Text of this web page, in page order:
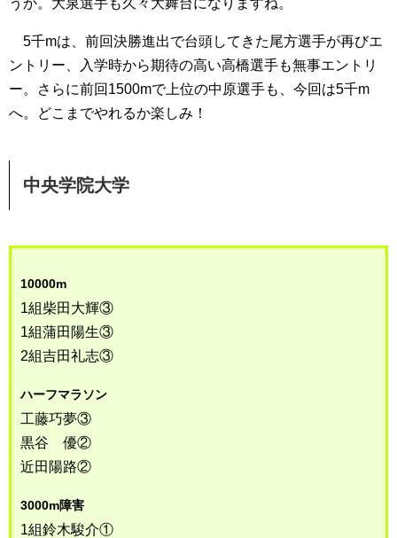
うか。大泉選手も久々大舞台になりますね。
5千mは、前回決勝進出で台頭してきた尾方選手が再びエ
ントリー、入学時から期待の高い高橋選手も無事エントリ
ー。さらに前回1500mで上位の中原選手も、今回は5千m
へ。どこまでやれるか楽しみ！
中央学院大学
10000m
1組柴田大輝③
1組蒲田陽生③
2組吉田礼志③
ハーフマラソン
工藤巧夢③
黒谷 優②
近田陽路②
3000m障害
1組鈴木駿介①